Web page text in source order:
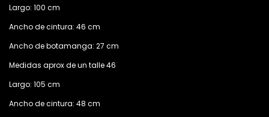
Largo: 100 cm
Ancho de cintura: 46 cm
Ancho de botamanga: 27 cm
Medidas aprox de un talle 46
Largo: 105 cm
Ancho de cintura: 48 cm